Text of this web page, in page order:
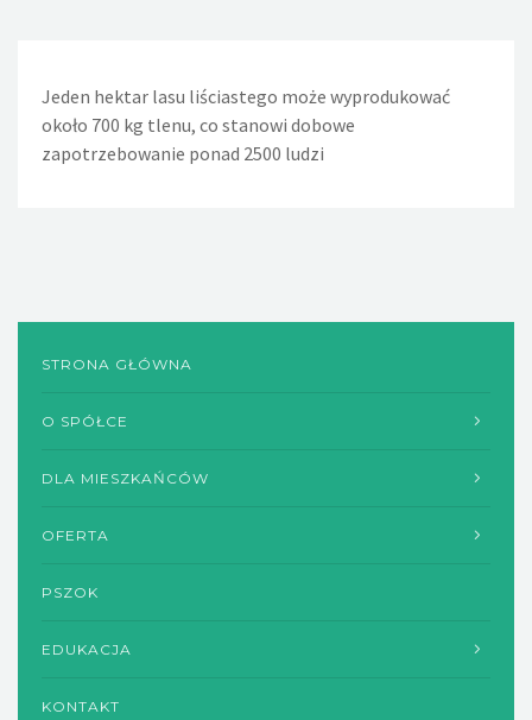
Jeden hektar lasu liściastego może wyprodukować
około 700 kg tlenu, co stanowi dobowe
zapotrzebowanie ponad 2500 ludzi
Jeden nieszczelny, lekko kapiący kran powoduje, że w
ciągu doby wycieka około 36 litrów wody. Nieszczelna
spłuczka w WC powoduje wyciek w ciągu dnia około 720
STRONA GŁÓWNA
O SPÓŁCE
DLA MIESZKAŃCÓW
OFERTA
PSZOK
EDUKACJA
KONTAKT